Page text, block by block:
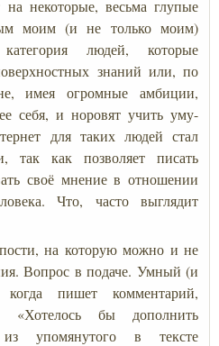
некоторые, весьма глупые
моим (и не только моим)
людей, которые
знаний или, по
имея огромные амбиции,
себя, и норовят учить уму-
для таких людей стал
так как позволяет писать
своё мнение в отношении
Что, часто выглядит
на которую можно и не
Вопрос в подаче. Умный (и
когда пишет комментарий,
«Хотелось бы дополнить
упомянутого в тексте